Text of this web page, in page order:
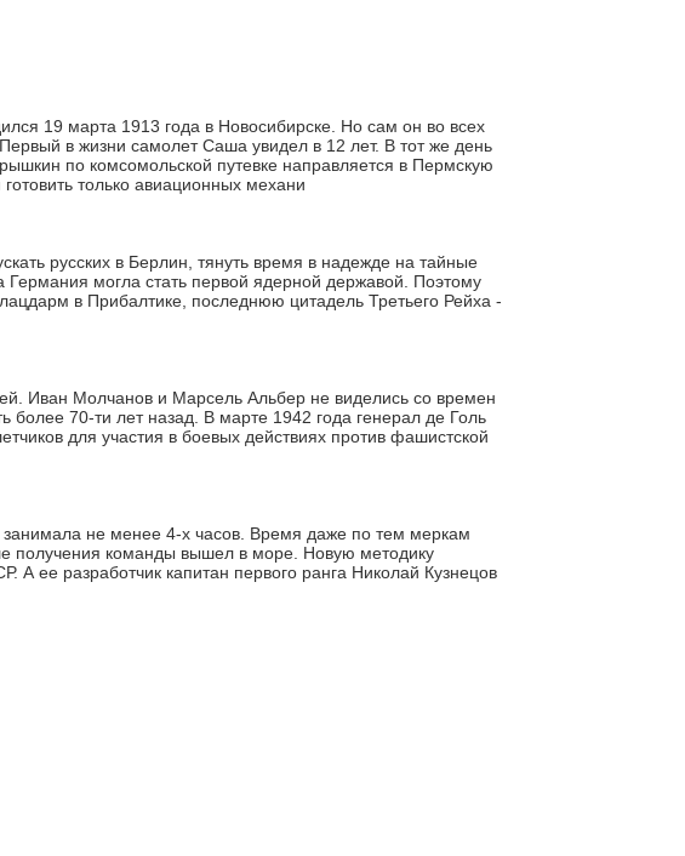
19 марта 1913 года в Новосибирске. Но сам он во всех
в жизни самолет Саша увидел в 12 лет. В тот же день
по комсомольской путевке направляется в Пермскую
только авиационных механи
русских в Берлин, тянуть время в надежде на тайные
могла стать первой ядерной державой. Поэтому
в Прибалтике, последнюю цитадель Третьего Рейха -
Иван Молчанов и Марсель Альбер не виделись со времен
более 70-ти лет назад. В марте 1942 года генерал де Голь
для участия в боевых действиях против фашистской
не менее 4-х часов. Время даже по тем меркам
получения команды вышел в море. Новую методику
А ее разработчик капитан первого ранга Николай Кузнецов